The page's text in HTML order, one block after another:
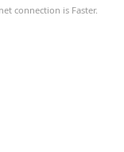
connection is Faster.